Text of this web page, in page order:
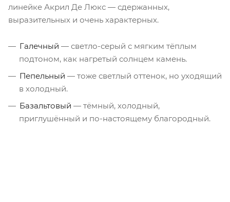
линейке Акрил Де Люкс — сдержанных,
выразительных и очень характерных.
Галечный — светло-серый с мягким тёплым
подтоном, как нагретый солнцем камень.
Пепельный — тоже светлый оттенок, но уходящий
в холодный.
Базальтовый — тёмный, холодный,
приглушённый и по-настоящему благородный.